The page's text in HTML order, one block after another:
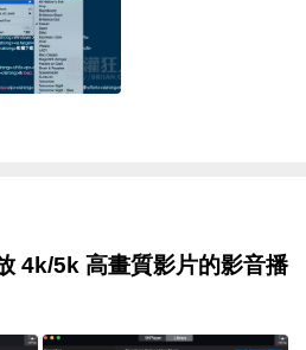
4k/5k 高畫質影片的影音播